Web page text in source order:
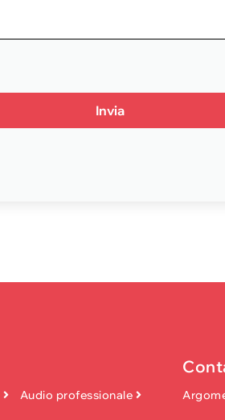
Invia
Audio professionale